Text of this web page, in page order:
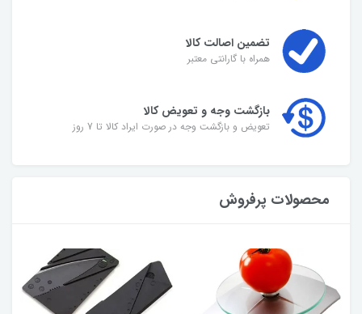
تضمین اصالت کالا
همراه با گارانتی معتبر
بازگشت وجه و تعویض کالا
تعویض و بازگشت وجه در صورت ایراد کالا تا 7 روز
محصولات پرفروش